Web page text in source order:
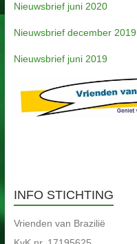
Nieuwsbrief juni 2020
Nieuwsbrief december 2019
Nieuwsbrief juni 2019
INFO STICHTING
Vrienden van Brazilië